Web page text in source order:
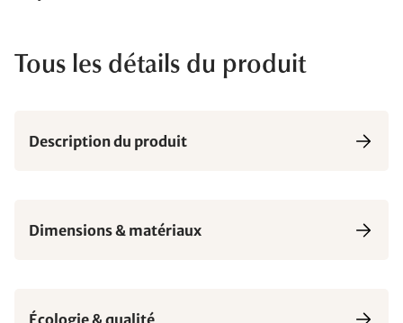
Tous les détails du produit
Description du produit
Dimensions & matériaux
Écologie & qualité